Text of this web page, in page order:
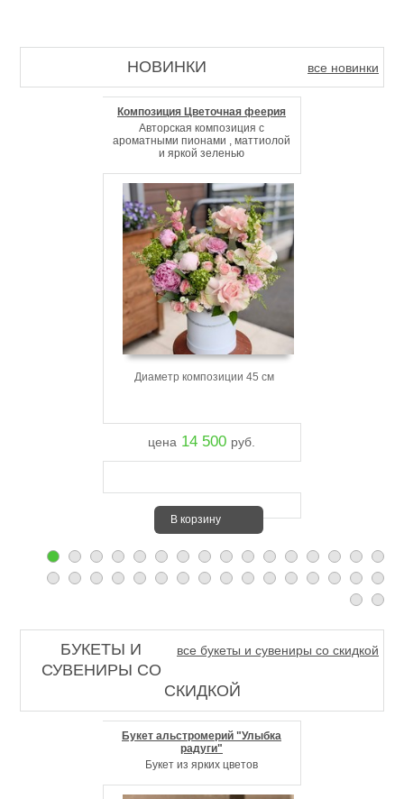
все новинки
НОВИНКИ
Композиция Цветочная феерия
Авторская композиция с
ароматными пионами , маттиолой
и яркой зеленью
Диаметр композиции 45 см
цена 14 500 руб.
В корзину
все букеты и сувениры со скидкой
БУКЕТЫ И
СУВЕНИРЫ СО
СКИДКОЙ
Букет альстромерий "Улыбка
радуги"
Букет из ярких цветов